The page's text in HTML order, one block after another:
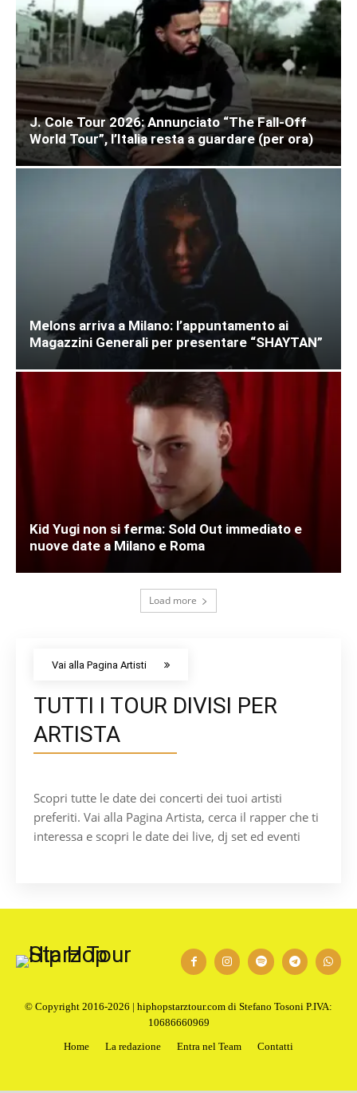
J. Cole Tour 2026: Annunciato “The Fall-Off
World Tour”, l’Italia resta a guardare (per ora)
Melons arriva a Milano: l’appuntamento ai
Magazzini Generali per presentare “SHAYTAN”
Kid Yugi non si ferma: Sold Out immediato e
nuove date a Milano e Roma
Load more
Vai alla Pagina Artisti
TUTTI I TOUR DIVISI PER
ARTISTA
Scopri tutte le date dei concerti dei tuoi artisti
preferiti. Vai alla Pagina Artista, cerca il rapper che ti
interessa e scopri le date dei live, dj set ed eventi
© Copyright 2016-2026 | hiphopstarztour.com di Stefano Tosoni P.IVA:
10686660969
Home
La redazione Entra nel Team Contatti